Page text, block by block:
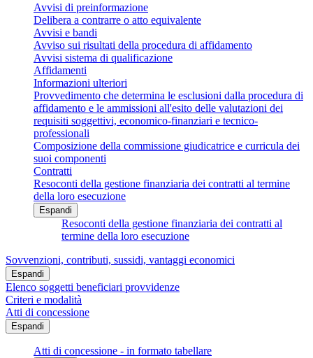
Avvisi di preinformazione
Delibera a contrarre o atto equivalente
Avvisi e bandi
Avviso sui risultati della procedura di affidamento
Avvisi sistema di qualificazione
Affidamenti
Informazioni ulteriori
Provvedimento che determina le esclusioni dalla procedura di
affidamento e le ammissioni all'esito delle valutazioni dei
requisiti soggettivi, economico-finanziari e tecnico-
professionali
Composizione della commissione giudicatrice e curricula dei
suoi componenti
Contratti
Resoconti della gestione finanziaria dei contratti al termine
della loro esecuzione
Espandi
Resoconti della gestione finanziaria dei contratti al
termine della loro esecuzione
Sovvenzioni, contributi, sussidi, vantaggi economici
Espandi
Elenco soggetti beneficiari provvidenze
Criteri e modalità
Atti di concessione
Espandi
Atti di concessione - in formato tabellare